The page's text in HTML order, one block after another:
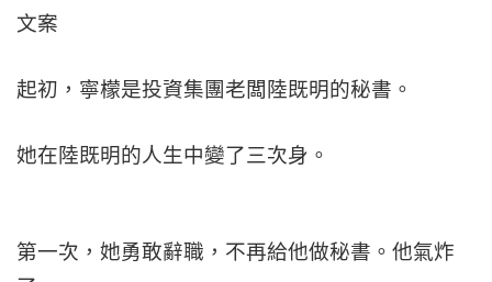
文案
起初，寧檬是投資集團老闆陸既明的秘書。
她在陸既明的人生中變了三次身。
第一次，她勇敢辭職，不再給他做秘書。他氣炸